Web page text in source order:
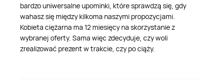
bardzo uniwersalne upominki, które sprawdzą się, gdy
wahasz się między kilkoma naszymi propozycjami.
Kobieta ciężarna ma 12 miesięcy na skorzystanie z
wybranej oferty. Sama więc zdecyduje, czy woli
zrealizować prezent w trakcie, czy po ciąży.